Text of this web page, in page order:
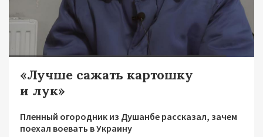
«Лучше сажать картошку
и лук»
Пленный огородник из Душанбе рассказал, зачем
поехал воевать в Украину